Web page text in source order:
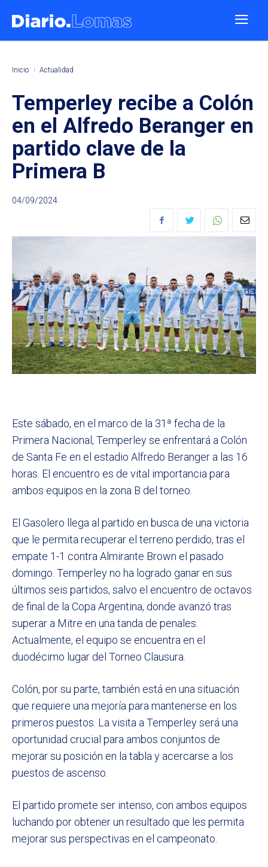
Inicio Actualidad
Temperley recibe a Colón
en el Alfredo Beranger en
partido clave de la
Primera B
04/09/2024
Este sábado, en el marco de la 31ª fecha de la
Primera Nacional, Temperley se enfrentará a Colón
de Santa Fe en el estadio Alfredo Beranger a las 16
horas. El encuentro es de vital importancia para
ambos equipos en la zona B del torneo.
El Gasolero llega al partido en busca de una victoria
que le permita recuperar el terreno perdido, tras el
empate 1-1 contra Almirante Brown el pasado
domingo. Temperley no ha logrado ganar en sus
últimos seis partidos, salvo el encuentro de octavos
de final de la Copa Argentina, donde avanzó tras
superar a Mitre en una tanda de penales.
Actualmente, el equipo se encuentra en el
duodécimo lugar del Torneo Clausura.
Colón, por su parte, también está en una situación
que requiere una mejoría para mantenerse en los
primeros puestos. La visita a Temperley será una
oportunidad crucial para ambos conjuntos de
mejorar su posición en la tabla y acercarse a los
puestos de ascenso.
El partido promete ser intenso, con ambos equipos
luchando por obtener un resultado que les permita
mejorar sus perspectivas en el campeonato.